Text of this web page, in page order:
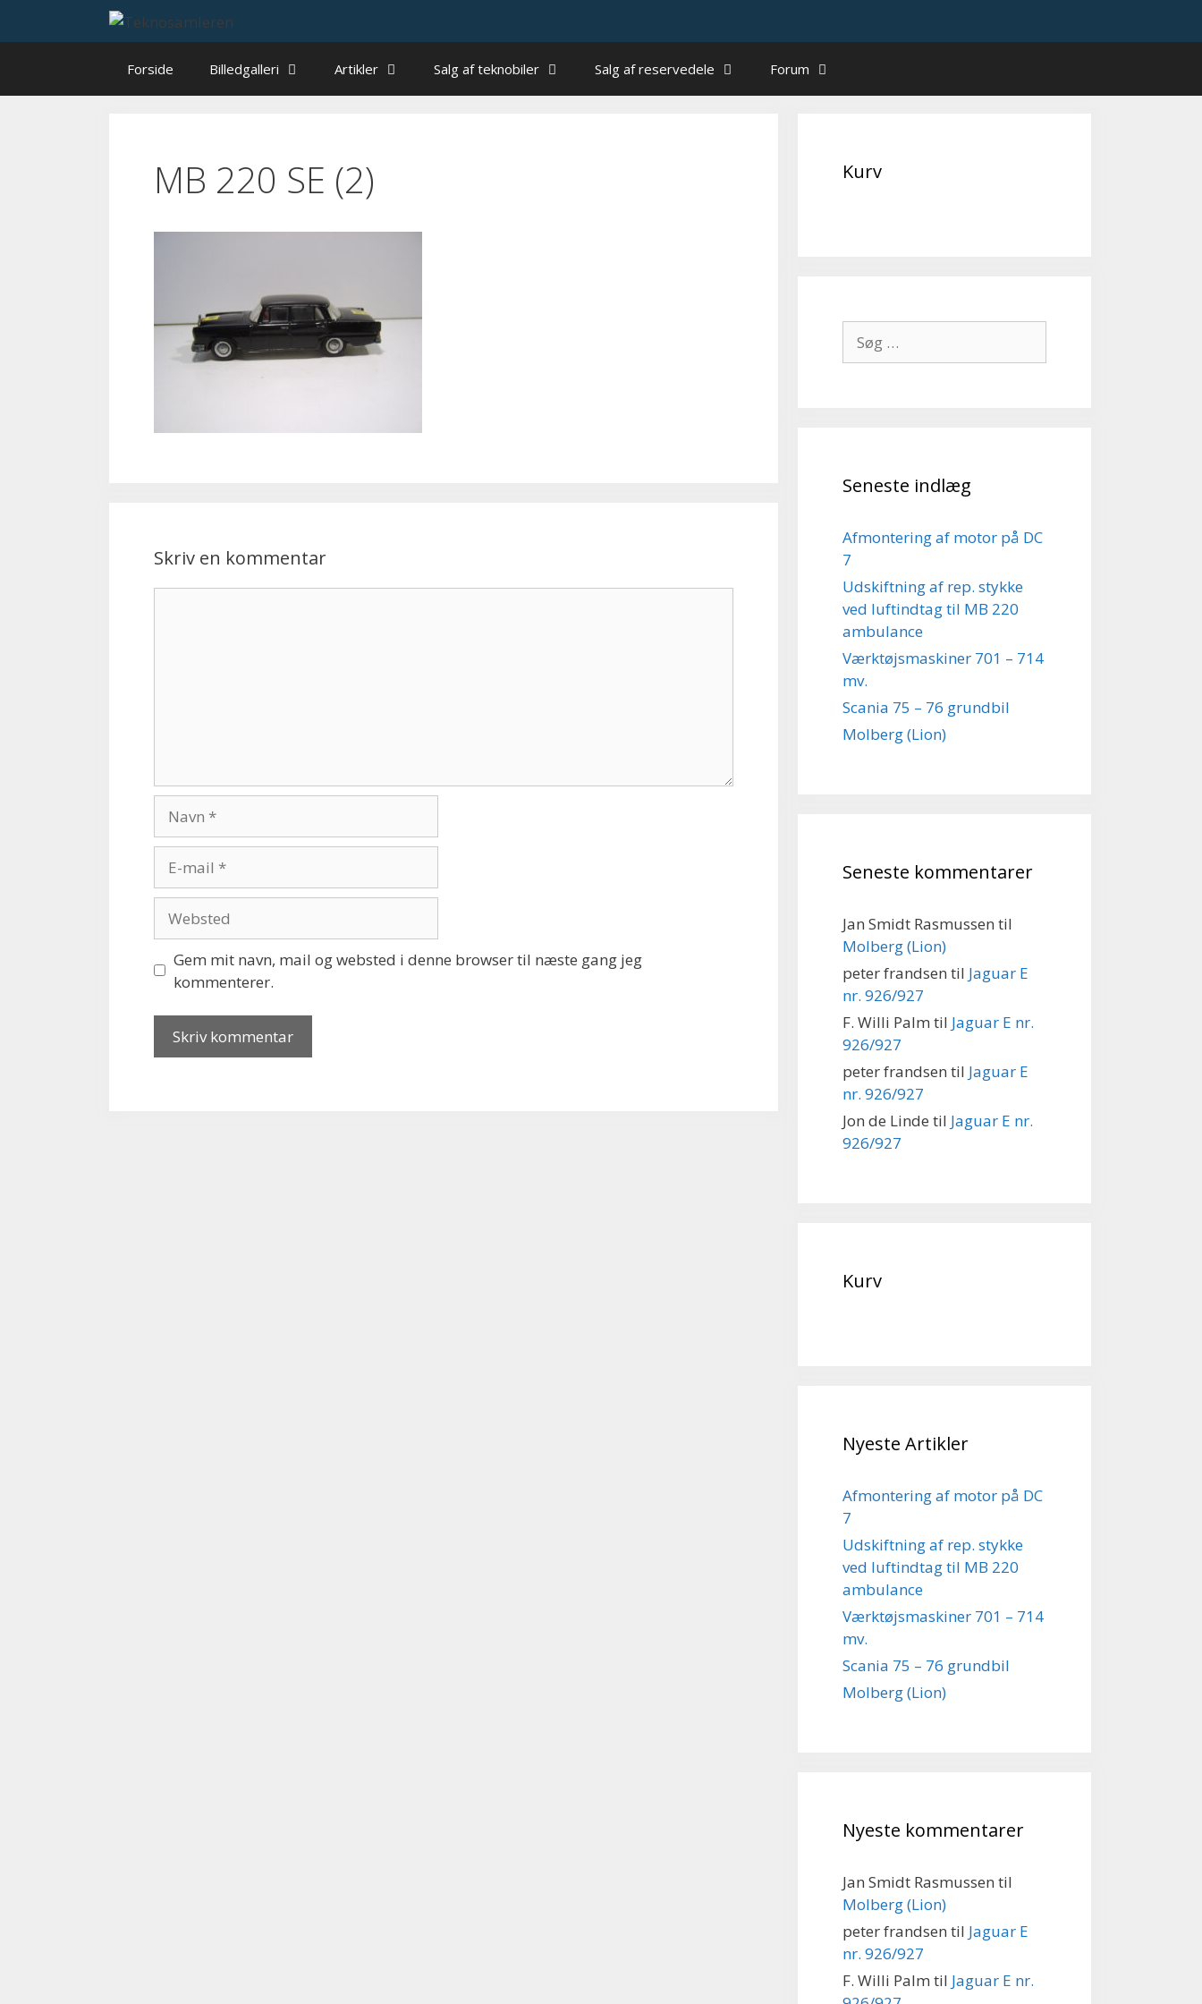
Forside Billedgalleri Artikler Salg af teknobiler Salg af reservedele Forum
MB 220 SE (2)
Skriv en kommentar
mail
Gem mit navn, mail og websted i denne browser til næste gang jeg
kommenterer.
Kurv
efter:
Seneste indlæg
Afmontering af motor på DC
7
Udskiftning af rep. stykke
ved luftindtag til MB 220
ambulance
Værktøjsmaskiner 701 – 714
mv.
Scania 75 – 76 grundbil
Molberg (Lion)
Seneste kommentarer
Jan Smidt Rasmussen til
Molberg (Lion)
peter frandsen til Jaguar E
nr. 926/927
F. Willi Palm til Jaguar E nr.
926/927
peter frandsen til Jaguar E
nr. 926/927
Jon de Linde til Jaguar E nr.
926/927
Kurv
Nyeste Artikler
Afmontering af motor på DC
7
Udskiftning af rep. stykke
ved luftindtag til MB 220
ambulance
Værktøjsmaskiner 701 – 714
mv.
Scania 75 – 76 grundbil
Molberg (Lion)
Nyeste kommentarer
Jan Smidt Rasmussen til
Molberg (Lion)
peter frandsen til Jaguar E
nr. 926/927
F. Willi Palm til Jaguar E nr.